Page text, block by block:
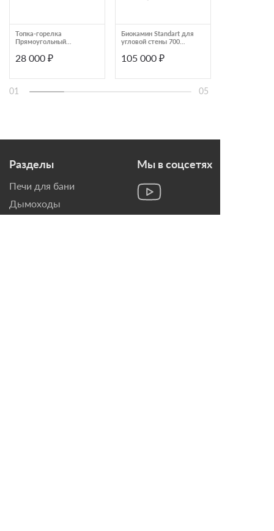
Топка-горелка
Прямоугольный
со стеклом (ZeFire)
28 000 ₽
Биокамин Standart для
угловой стены 700
105 000 ₽
01 05
Разделы
Печи для бани
Дымоходы
Мы в соцсетях